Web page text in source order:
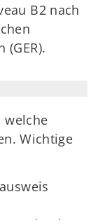
B2 nach
(GER).
welche
Wichtige